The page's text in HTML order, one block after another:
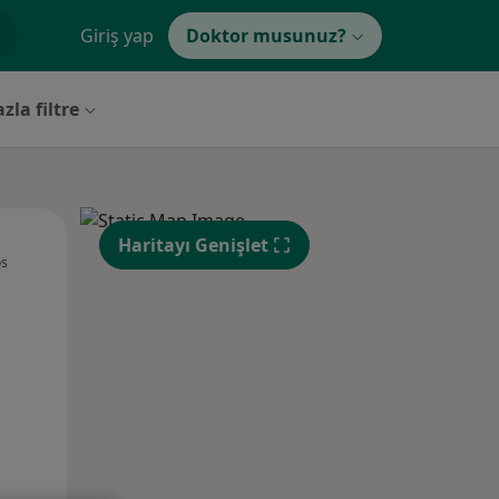
Giriş yap Doktor musunuz?
filtre
11 Ağustos
Çar,
12 Ağustos
Per,
13 Ağustos
Haritayı Genişlet